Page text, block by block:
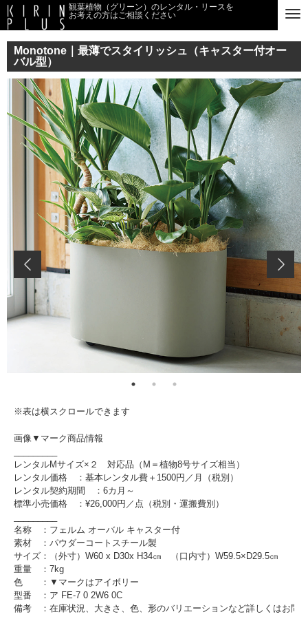
観葉植物（グリーン）のレンタル・リースを
お考えの方はご相談ください
Monotone｜最薄でスタイリッシュ（キャスター付オー
バル型）
※表は横スクロールできます
画像▼マーク商品情報
レンタルMサイズ×２ 対応品（M＝植物8号サイズ相当）
レンタル価格 ：基本レンタル費＋1500円／月（税別）
レンタル契約期間 ：6カ月～
標準小売価格 ：¥26,000円／点（税別・運搬費別）
名称 ：フェルム オーバル キャスター付
素材 ：パウダーコートスチール製
サイズ：（外寸）W60 x D30x H34㎝ （口内寸）W59.5×D29.5㎝
重量 ：7kg
色 ：▼マークはアイボリー
型番 ：ア FE-7 0 2W6 0C
備考 ：在庫状況、大きさ、色、形のバリエーションなど詳しくはお問